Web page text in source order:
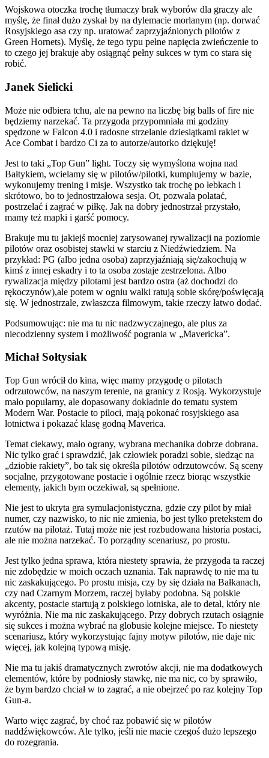
Wojskowa otoczka trochę tłumaczy brak wyborów dla graczy ale
myślę, że finał dużo zyskał by na dylemacie morlanym (np. dorwać
Rosyjskiego asa czy np. uratować zaprzyjaźnionych pilotów z
Green Hornets). Myślę, że tego typu pełne napięcia zwieńczenie to
to czego jej brakuje aby osiągnąć pełny sukces w tym co stara się
robić.
Janek Sielicki
Może nie odbiera tchu, ale na pewno na liczbę big balls of fire nie
będziemy narzekać. Ta przygoda przypomniała mi godziny
spędzone w Falcon 4.0 i radosne strzelanie dziesiątkami rakiet w
Ace Combat i bardzo Ci za to autorze/autorko dziękuję!
Jest to taki „Top Gun” light. Toczy się wymyślona wojna nad
Bałtykiem, wcielamy się w pilotów/pilotki, kumplujemy w bazie,
wykonujemy trening i misje. Wszystko tak trochę po łebkach i
skrótowo, bo to jednostrzałowa sesja. Ot, pozwala polatać,
postrzelać i zagrać w piłkę. Jak na dobry jednostrzał przystało,
mamy też mapki i garść pomocy.
Brakuje mu tu jakiejś mocniej zarysowanej rywalizacji na poziomie
pilotów oraz osobistej stawki w starciu z Niedźwiedziem. Na
przykład: PG (albo jedna osoba) zaprzyjaźniają się/zakochują w
kimś z innej eskadry i to ta osoba zostaje zestrzelona. Albo
rywalizacja między pilotami jest bardzo ostra (aż dochodzi do
rękoczynów),ale potem w ogniu walki ratują sobie skórę/poświęcają
się. W jednostrzale, zwłaszcza filmowym, takie rzeczy łatwo dodać.
Podsumowując: nie ma tu nic nadzwyczajnego, ale plus za
niecodzienny system i możliwość pogrania w „Mavericka”.
Michał Sołtysiak
Top Gun wrócił do kina, więc mamy przygodę o pilotach
odrzutowców, na naszym terenie, na granicy z Rosją. Wykorzystuje
mało popularny, ale dopasowany dokładnie do tematu system
Modern War. Postacie to piloci, mają pokonać rosyjskiego asa
lotnictwa i pokazać klasę godną Maverica.
Temat ciekawy, mało ograny, wybrana mechanika dobrze dobrana.
Nic tylko grać i sprawdzić, jak człowiek poradzi sobie, siedząc na
„dziobie rakiety”, bo tak się określa pilotów odrzutowców. Są sceny
socjalne, przygotowane postacie i ogólnie rzecz biorąc wszystkie
elementy, jakich bym oczekiwał, są spełnione.
Nie jest to ukryta gra symulacjonistyczna, gdzie czy pilot by miał
numer, czy nazwisko, to nic nie zmienia, bo jest tylko pretekstem do
rzutów na pilotaż. Tutaj może nie jest rozbudowana historia postaci,
ale nie można narzekać. To porządny scenariusz, po prostu.
Jest tylko jedna sprawa, która niestety sprawia, że przygoda ta raczej
nie zdobędzie w moich oczach uznania. Tak naprawdę to nie ma tu
nic zaskakującego. Po prostu misja, czy by się działa na Bałkanach,
czy nad Czarnym Morzem, raczej byłaby podobna. Są polskie
akcenty, postacie startują z polskiego lotniska, ale to detal, który nie
wyróżnia. Nie ma nic zaskakującego. Przy dobrych rzutach osiągnie
się sukces i można wybrać na globusie kolejne miejsce. To niestety
scenariusz, który wykorzystując fajny motyw pilotów, nie daje nic
więcej, jak kolejną typową misję.
Nie ma tu jakiś dramatycznych zwrotów akcji, nie ma dodatkowych
elementów, które by podniosły stawkę, nie ma nic, co by sprawiło,
że bym bardzo chciał w to zagrać, a nie obejrzeć po raz kolejny Top
Gun-a.
Warto więc zagrać, by choć raz pobawić się w pilotów
naddźwiękowców. Ale tylko, jeśli nie macie czegoś dużo lepszego
do rozegrania.